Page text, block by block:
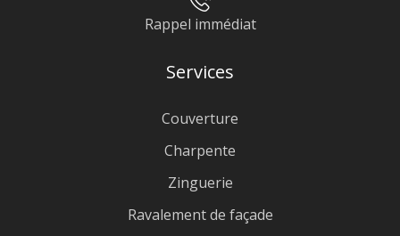
Rappel immédiat
Services
Couverture
Charpente
Zinguerie
Ravalement de façade